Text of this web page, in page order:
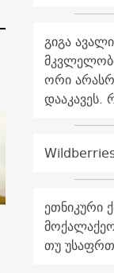
გიგა
ორი
დააკავეს.
ეთნიკური
თუ